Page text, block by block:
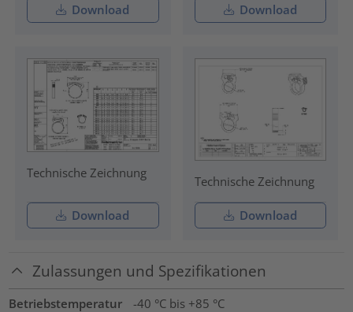
Download Download
Technische Zeichnung
Download
Technische Zeichnung
Download
Zulassungen und Spezifikationen
Betriebstemperatur
-40 °C bis +85 °C